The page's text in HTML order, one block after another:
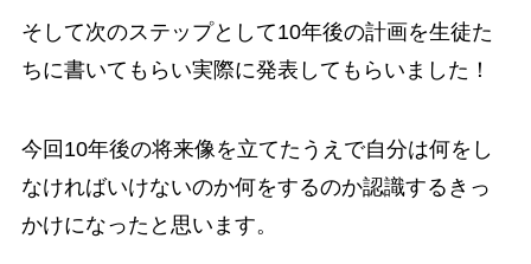
そして次のステップとして10年後の計画を生徒た
ちに書いてもらい実際に発表してもらいました！
今回10年後の将来像を立てたうえで自分は何をし
なければいけないのか何をするのか認識するきっ
かけになったと思います。